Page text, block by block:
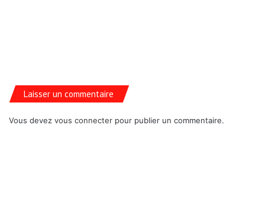
Laisser un commentaire
Vous devez vous connecter pour publier un commentaire.